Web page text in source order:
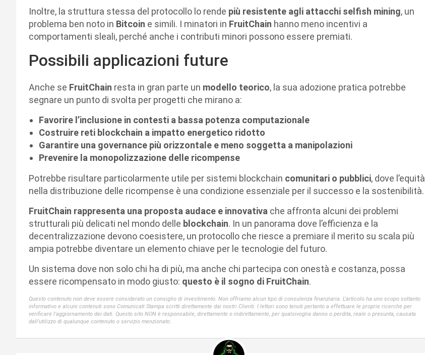
Inoltre, la struttura stessa del protocollo lo rende più resistente agli attacchi selfish mining, un
problema ben noto in Bitcoin e simili. I minatori in FruitChain hanno meno incentivi a
comportamenti sleali, perché anche i contributi minori possono essere premiati.
Possibili applicazioni future
Anche se FruitChain resta in gran parte un modello teorico, la sua adozione pratica potrebbe
segnare un punto di svolta per progetti che mirano a:
Favorire l’inclusione in contesti a bassa potenza computazionale
Costruire reti blockchain a impatto energetico ridotto
Garantire una governance più orizzontale e meno soggetta a manipolazioni
Prevenire la monopolizzazione delle ricompense
Potrebbe risultare particolarmente utile per sistemi blockchain comunitari o pubblici, dove l’equità
nella distribuzione delle ricompense è una condizione essenziale per il successo e la sostenibilità.
FruitChain rappresenta una proposta audace e innovativa che affronta alcuni dei problemi
strutturali più delicati nel mondo delle blockchain. In un panorama dove l’efficienza e la
decentralizzazione devono coesistere, un protocollo che riesce a premiare il merito su scala più
ampia potrebbe diventare un elemento chiave per le tecnologie del futuro.
Un sistema dove non solo chi ha di più, ma anche chi partecipa con onestà e costanza, possa
essere ricompensato in modo giusto: questo è il sogno di FruitChain.
Questo contenuto non deve essere considerato un consiglio di investimento. Non offriamo alcun tipo di consulenza finanziaria. L'articolo ha uno scopo soltanto
informativo e alcuni contenuti sono Comunicati Stampa scritti direttamente dai nostri Clienti. I lettori sono tenuti pertanto a effettuare le proprie ricerche per
verificare l'aggiornamento dei dati. Questo sito NON è responsabile, direttamente o indirettamente, per qualsivoglia danno o perdita, reale o presunta, causata
dall'utilizzo di qualunque contenuto o servizio menzionato.